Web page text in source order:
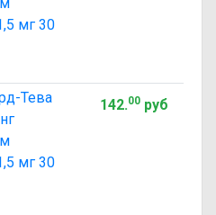
мг 30
Тева
мг 30
142.00руб